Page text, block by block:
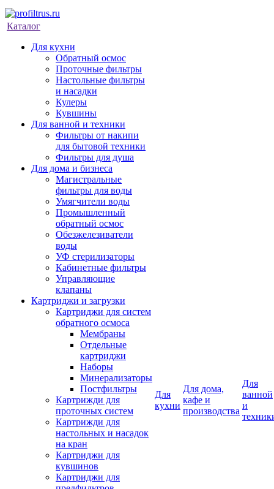
Каталог
Для кухни
Обратный осмос
Проточные фильтры
Настольные фильтры
и насадки
Кулеры
Кувшины
Для ванной и техники
Фильтры от накипи
для бытовой техники
Фильтры для душа
Для дома и бизнеса
Магистральные
фильтры для воды
Умягчители воды
Промышленный
обратный осмос
Обезжелезиватели
воды
УФ стерилизаторы
Кабинетные фильтры
Управляющие
клапаны
Картриджи и загрузки
Картриджи для систем
обратного осмоса
Мембраны
Отдельные
картриджи
Наборы
Минерализаторы
Постфильтры
Картрижди для
проточных систем
Картрижди для
настольных и насадок
на кран
Картриджи для
кувшинов
Картриджи для
Для
кухни
Для дома,
кафе и
производства
Для
ванной
и